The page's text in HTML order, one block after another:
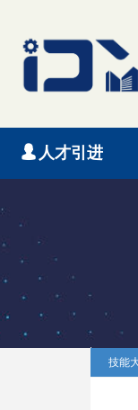
넙 人才引进
技能